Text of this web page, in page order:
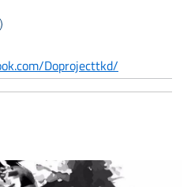
Doprojecttkd/